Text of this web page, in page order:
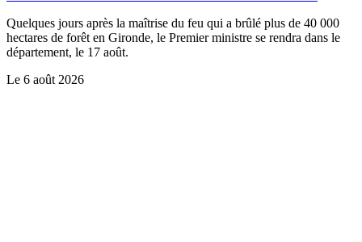
Quelques jours après la maîtrise du feu qui a brûlé plus de 40 000
hectares de forêt en Gironde, le Premier ministre se rendra dans le
département, le 17 août.
Le 6 août 2026